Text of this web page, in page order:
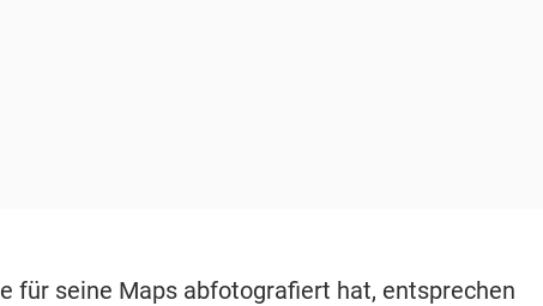
für seine Maps abfotografiert hat, entsprechen